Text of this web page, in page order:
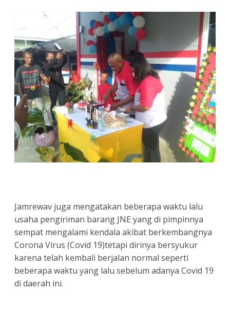
Jamrewav juga mengatakan beberapa waktu lalu
usaha pengiriman barang JNE yang di pimpinnya
sempat mengalami kendala akibat berkembangnya
Corona Virus (Covid 19)tetapi dirinya bersyukur
karena telah kembali berjalan normal seperti
beberapa waktu yang lalu sebelum adanya Covid 19
di daerah ini.